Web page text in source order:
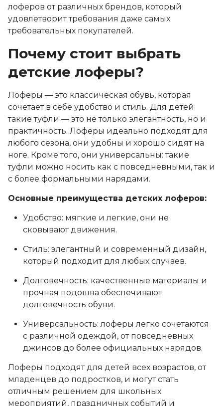
лоферов от различных брендов, который
удовлетворит требования даже самых
требовательных покупателей.
Почему стоит выбрать
детские лоферы?
Лоферы — это классическая обувь, которая
сочетает в себе удобство и стиль. Для детей
такие туфли — это не только элегантность, но и
практичность. Лоферы идеально подходят для
любого сезона, они удобны и хорошо сидят на
ноге. Кроме того, они универсальны: такие
туфли можно носить как с повседневными, так и
с более формальными нарядами.
Основные преимущества детских лоферов:
Удобство: мягкие и легкие, они не
сковывают движения.
Стиль: элегантный и современный дизайн,
который подходит для любых случаев.
Долговечность: качественные материалы и
прочная подошва обеспечивают
долговечность обуви.
Универсальность: лоферы легко сочетаются
с различной одеждой, от повседневных
джинсов до более официальных нарядов.
Лоферы подходят для детей всех возрастов, от
младенцев до подростков, и могут стать
отличным решением для школьных
мероприятий, праздничных событий и